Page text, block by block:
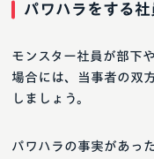
パワハラをする
モンスター社員が部下
場合には、当事者の双
しましょう。
パワハラの事実があっ